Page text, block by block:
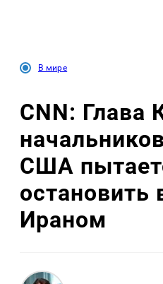
В мире
CNN: Глава
США
остановить
Ираном